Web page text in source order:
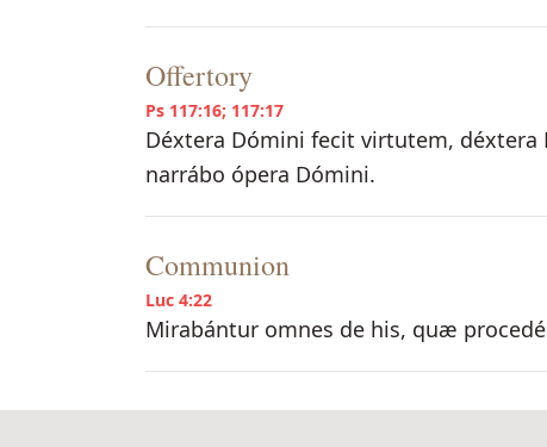
Offertory
Ps 117:16; 117:17
Déxtera Dómini fecit virtutem,
narrábo ópera Dómini.
Communion
Luc 4:22
Mirabántur omnes de his, quæ